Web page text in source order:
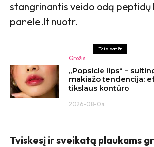
stangrinantis veido odą peptidų
panele.lt nuotr.
Taip pat žr
Grožis
„Popsicle lips“ –
makiažo tendencija:
tikslaus kontūro
2026-08-04
Tviskesį ir sveikatą plaukams